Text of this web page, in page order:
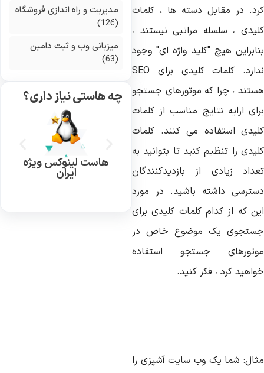
در مقابل دسته ها ، کلمات
، سلسله مراتبی نیستند ،
هیچ "کلید واژه ای" وجود
کلمات کلیدی برای SEO
، چرا که موتورهای جستجو
ارایه نتایج مناسب از کلمات
استفاده می کنند. کلمات
را تنظیم کنید تا بتوانید به
زیادی از بازدیدکنندگان
داشته باشید. در مورد
که از کدام کلمات کلیدی برای
یک موضوع خاص در
جستجو استفاده
کرد ، فکر کنید.
شما یک وب سایت آشپزی را
مدیریت و راه اندازی فروشگاه
میزبانی وب و ثبت دامین
چه هاستی نیاز داری؟
هاست لینوکس ویژه
ایران